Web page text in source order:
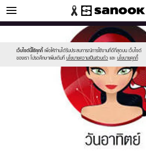
ดูดวง
เว็บไซต์นี้ใช้คุกกี้ เพื่อให้ท่านได้รับประสบการณ์การใช้งานที่ดีที่สุดบน เว็บไซต์
ของเรา โปรดศึกษาเพิ่มเติมที่ นโยบายความเป็นส่วนตัว และ นโยบายคุกกี้
//s.isanook.com/sr/0/images/logo-
sanook.png
//s.isanook.com/ho/0/ud/13/68481/170-